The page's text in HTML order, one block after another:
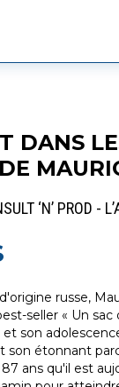
DANS
‘N’ PROD -
russe,
seller « Un sac
son
son étonnant
ans qu'il est